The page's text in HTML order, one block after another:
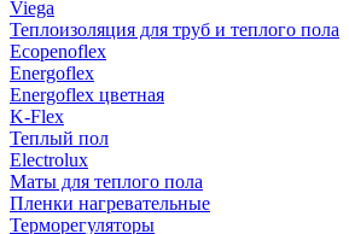
Viega
Теплоизоляция для труб и теплого пола
Ecopenoflex
Energoflex
Energoflex цветная
K-Flex
Теплый пол
Electrolux
Маты для теплого пола
Пленки нагревательные
Терморегуляторы